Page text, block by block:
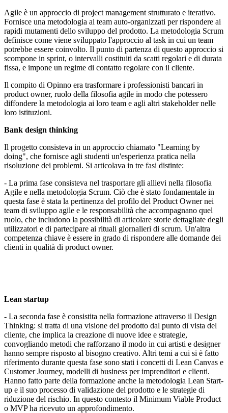
Agile è un approccio di project management strutturato e iterativo.
Fornisce una metodologia ai team auto-organizzati per rispondere ai
rapidi mutamenti dello sviluppo del prodotto. La metodologia Scrum
definisce come viene sviluppato l'approccio al task in cui un team
potrebbe essere coinvolto. Il punto di partenza di questo approccio si
scompone in sprint, o intervalli costituiti da scatti regolari e di durata
fissa, e impone un regime di contatto regolare con il cliente.
Il compito di Opinno era trasformare i professionisti bancari in
product owner, ruolo della filosofia agile in modo che potessero
diffondere la metodologia ai loro team e agli altri stakeholder nelle
loro istituzioni.
Bank design thinking
Il progetto consisteva in un approccio chiamato "Learning by
doing", che fornisce agli studenti un'esperienza pratica nella
risoluzione dei problemi. Si articolava in tre fasi distinte:
- La prima fase consisteva nel trasportare gli allievi nella filosofia
Agile e nella metodologia Scrum. Ciò che è stato fondamentale in
questa fase è stata la pertinenza del profilo del Product Owner nei
team di sviluppo agile e le responsabilità che accompagnano quel
ruolo, che includono la possibilità di articolare storie dettagliate degli
utilizzatori e di partecipare ai rituali giornalieri di scrum. Un'altra
competenza chiave è essere in grado di rispondere alle domande dei
clienti in qualità di product owner.
Lean startup
- La seconda fase è consistita nella formazione attraverso il Design
Thinking: si tratta di una visione del prodotto dal punto di vista del
cliente, che implica la creazione di nuove idee e strategie,
convogliando metodi che rafforzano il modo in cui artisti e designer
hanno sempre risposto al bisogno creativo. Altri temi a cui si è fatto
riferimento durante questa fase sono stati i concetti di Lean Canvas e
Customer Journey, modelli di business per imprenditori e clienti.
Hanno fatto parte della formazione anche la metodologia Lean Start-
up e il suo processo di validazione del prodotto e le strategie di
riduzione del rischio. In questo contesto il Minimum Viable Product
o MVP ha ricevuto un approfondimento.